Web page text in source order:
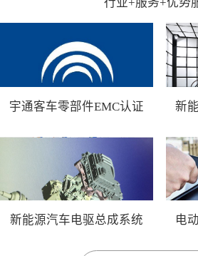
宇通客车零部件EMC认证
新
新能源汽车电驱总成系统
电